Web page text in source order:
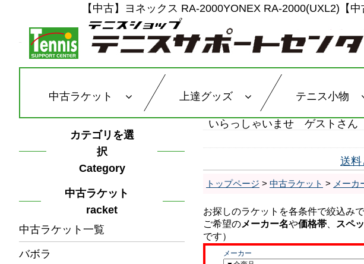
【中古】ヨネックス RA-2000YONEX RA-2000(UXL2)【
中古ラケット 上達グッズ テニス小物
カテゴリを選
択
Category
中古ラケット
racket
中古ラケット一覧
バボラ
いらっしゃいませ ゲストさん
送料
トップページ > 中古ラケット > メーカ